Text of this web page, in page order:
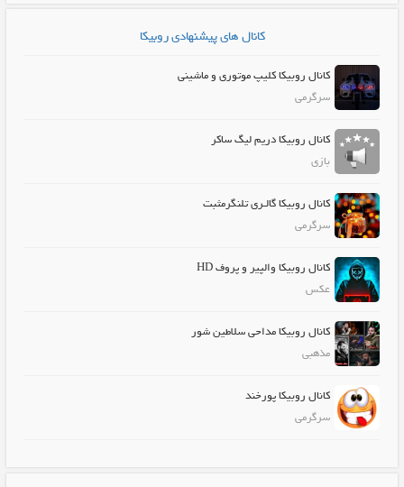
کانال های پیشنهادی روبیکا
کانال روبیکا کلیپ موتوری و ماشینی
سرگرمی
کانال روبیکا دریم لیگ ساکر
بازی
کانال روبیکا گالـری تلنگرمثبت
سرگرمی
کانال روبیکا والپیر و پروف HD
عکس
کانال روبیکا مداحی سلاطین شور
مذهبی
کانال روبیکا پورخند
سرگرمی